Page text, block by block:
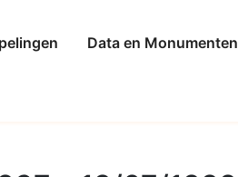
Data en Monumenten